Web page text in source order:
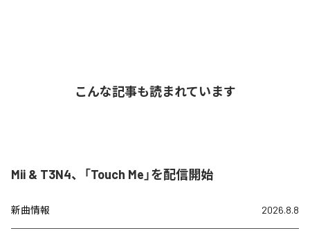
こんな記事も読まれています
Mii & T3N4、「Touch Me」を配信開始
新曲情報 2026.8.8